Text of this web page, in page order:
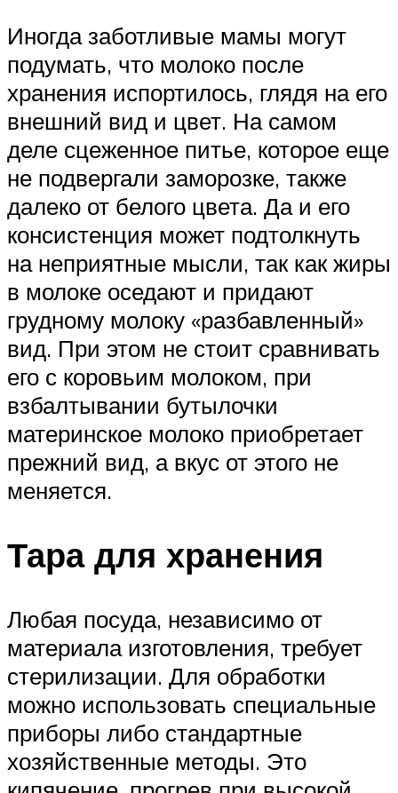
Иногда заботливые мамы могут
подумать, что молоко после
хранения испортилось, глядя на его
внешний вид и цвет. На самом
деле сцеженное питье, которое еще
не подвергали заморозке, также
далеко от белого цвета. Да и его
консистенция может подтолкнуть
на неприятные мысли, так как жиры
в молоке оседают и придают
грудному молоку «разбавленный»
вид. При этом не стоит сравнивать
его с коровьим молоком, при
взбалтывании бутылочки
материнское молоко приобретает
прежний вид, а вкус от этого не
меняется.
Тара для хранения
Любая посуда, независимо от
материала изготовления, требует
стерилизации. Для обработки
можно использовать специальные
приборы либо стандартные
хозяйственные методы. Это